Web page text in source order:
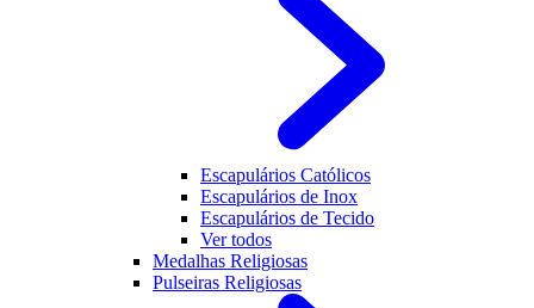
Escapulários Católicos
Escapulários de Inox
Escapulários de Tecido
Ver todos
Medalhas Religiosas
Pulseiras Religiosas